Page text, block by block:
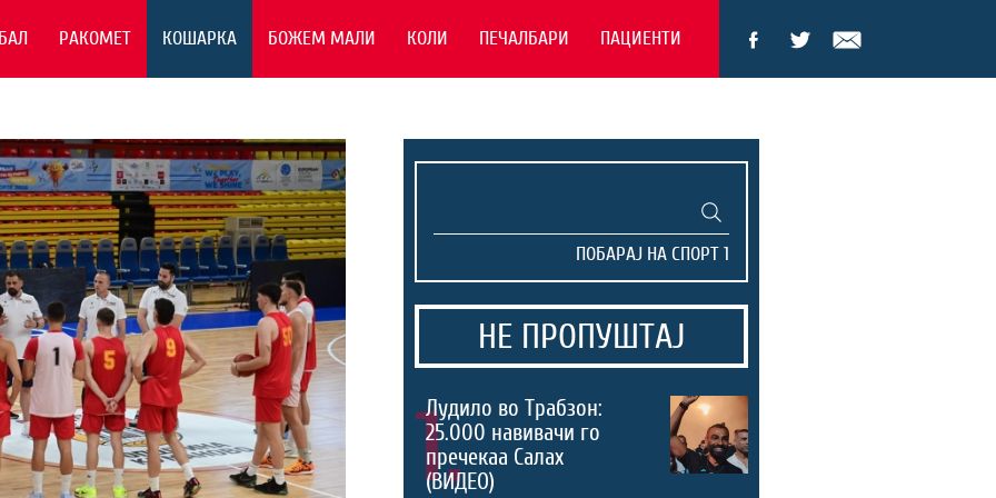
РАКОМЕТ КОШАРКА БОЖЕМ МАЛИ КОЛИ ПЕЧАЛБАРИ ПАЦИЕНТИ
НЕ ПРОПУШТАЈ
1.
Лудило во Трабзон:
25.000 навивачи го
пречекаа Салах
(ВИДЕО)